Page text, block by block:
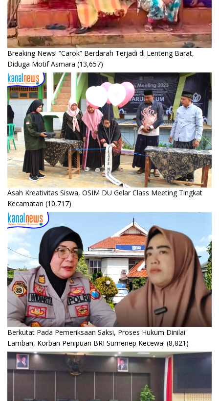
Breaking News! “Carok” Berdarah Terjadi di Lenteng Barat,
Diduga Motif Asmara (13,657)
Asah Kreativitas Siswa, OSIM DU Gelar Class Meeting Tingkat
Kecamatan (10,717)
Berkutat Pada Pemeriksaan Saksi, Proses Hukum Dinilai
Lamban, Korban Penipuan BRI Sumenep Kecewa! (8,821)